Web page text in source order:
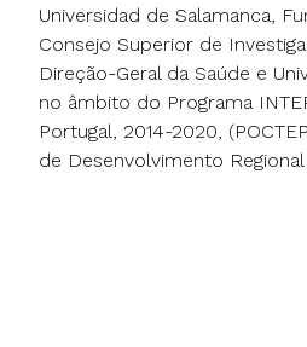
Universidad de Salamanca,
Consejo Superior de
Direção-Geral da Saúde e
no âmbito do Programa
Portugal, 2014-2020,
de Desenvolvimento Regional